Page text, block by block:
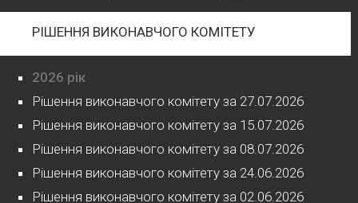
РІШЕННЯ ВИКОНАВЧОГО КОМІТЕТУ
2026 рік
Рішення виконавчого комітету за 27.07.2026
Рішення виконавчого комітету за 15.07.2026
Рішення виконавчого комітету за 08.07.2026
Рішення виконавчого комітету за 24.06.2026
Рішення виконавчого комітету за 02.06.2026